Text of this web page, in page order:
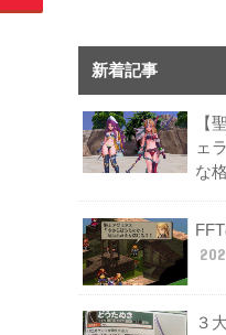
新着記事
【
ェ
な
３